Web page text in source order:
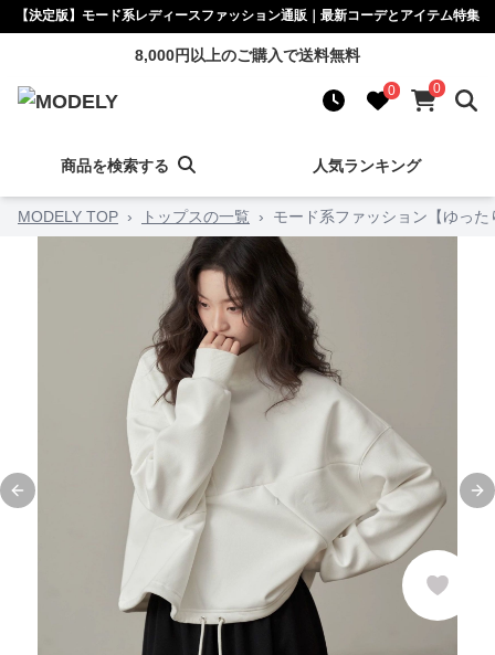
【決定版】モード系レディースファッション通販｜最新コーデとアイテム特集
8,000円以上のご購入で送料無料
0 0
商品を検索する 人気ランキング
MODELY TOP › トップスの一覧 › モード系ファッション【ゆっ
Previous slide